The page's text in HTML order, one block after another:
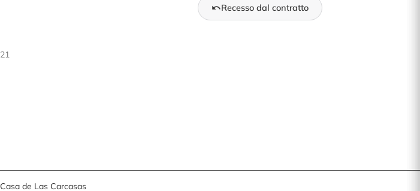
Recesso dal contratto
de Las Carcasas